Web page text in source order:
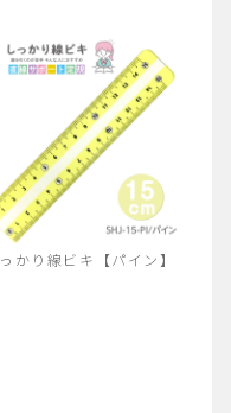
かり線ビキ【パイン】